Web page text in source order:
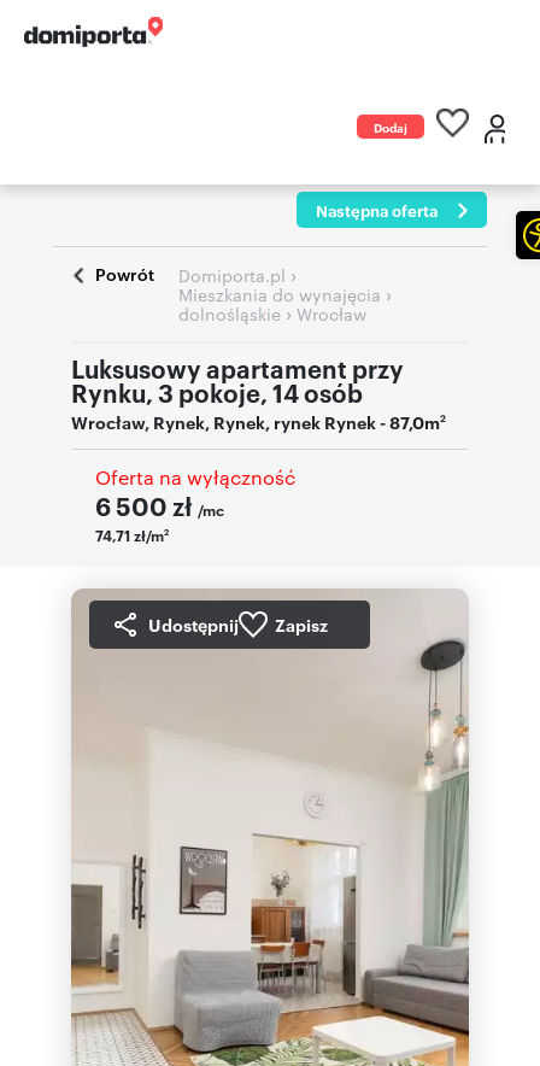
Dodaj
Następna oferta
Powrót Domiporta.pl ›
Mieszkania do wynajęcia ›
dolnośląskie › Wrocław
Luksusowy apartament przy
Rynku, 3 pokoje, 14 osób
Wrocław, Rynek, Rynek, rynek Rynek- 87,0m2
Oferta na wyłączność
6 500 zł /mc
74,71 zł/m2
Udostępnij Zapisz